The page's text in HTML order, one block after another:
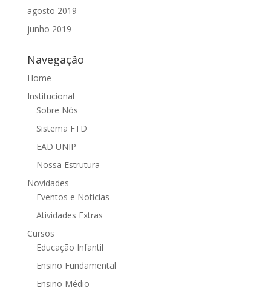
agosto 2019
junho 2019
Navegação
Home
Institucional
Sobre Nós
Sistema FTD
EAD UNIP
Nossa Estrutura
Novidades
Eventos e Notícias
Atividades Extras
Cursos
Educação Infantil
Ensino Fundamental
Ensino Médio